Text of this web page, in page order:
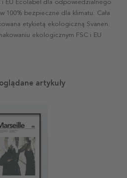
EU Ecolabel dla odpowiedzialnego
100% bezpieczne dla klimatu. Cała
etykietą ekologiczną Svanen.
ekologicznym FSC i EU
artykuły